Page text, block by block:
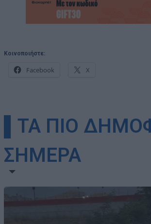
Κοινοποιήστε:
Facebook X
▌ΤΑ ΠΙΟ
ΣΗΜΕΡΑ